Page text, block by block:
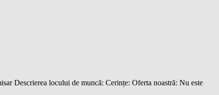
Descrierea locului de muncă: Cerințe: Oferta noastră: Nu este